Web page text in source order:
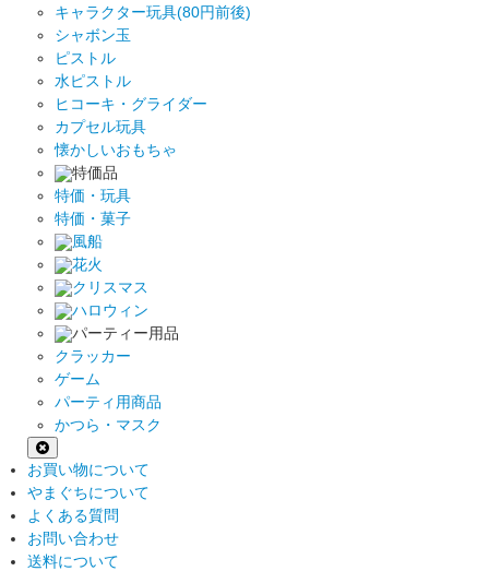
キャラクター玩具(80円前後)
シャボン玉
ピストル
水ピストル
ヒコーキ・グライダー
カプセル玩具
懐かしいおもちゃ
特価品
特価・玩具
特価・菓子
風船
花火
クリスマス
ハロウィン
パーティー用品
クラッカー
ゲーム
パーティ用商品
かつら・マスク
お買い物について
やまぐちについて
よくある質問
お問い合わせ
送料について